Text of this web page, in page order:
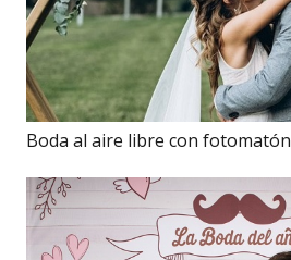
Boda al aire libre con fotomatón